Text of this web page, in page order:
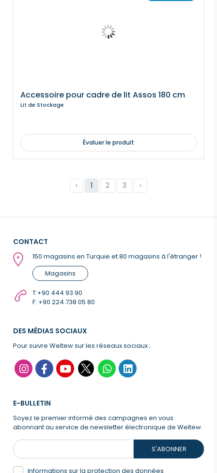
Accessoire pour cadre de lit Assos 180 cm
Lit de Stockage
Évaluer le produit
‹ 1 2 3 ›
CONTACT
150 magasins en Turquie et 80 magasins à l'étranger !
Magasins
T:+90 444 93 90
F: +90 224 738 05 80
DES MÉDIAS SOCIAUX
Pour suivre Weltew sur les réseaux sociaux ;
E-BULLETIN
Soyez le premier informé des campagnes en vous
abonnant au service de newsletter électronique de Weltew.
Informations sur la protection des données
S'ABONNER